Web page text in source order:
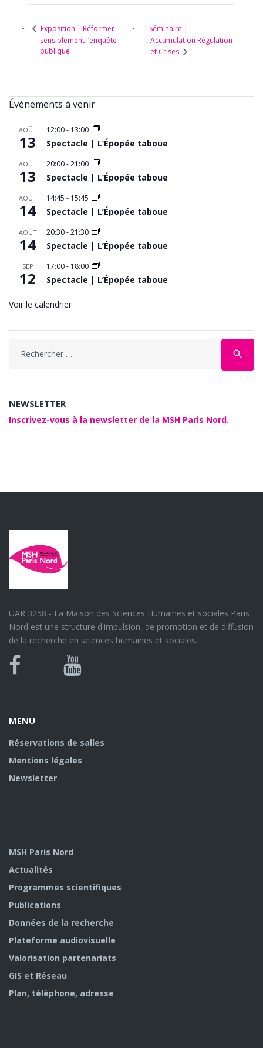
Exposition | Réformer
sensiblement l’enquête
publique
Séminaire |
Accumulation Régulation
et Crises
Évènements à venir
AOÛT
13
12:00- 13:00
Spectacle | L’Épopée taboue
AOÛT
13
20:00-21:00
Spectacle | L’Épopée taboue
AOÛT
14
14:45 - 15:45
Spectacle | L’Épopée taboue
AOÛT
14
20:30-21:30
Spectacle | L’Épopée taboue
SEP
12
17:00- 18:00
Spectacle | L’Épopée taboue
Voir le calendrier
search
NEWSLETTER
Inscrivez-vous à la newsletter de la MSH Paris Nord.
UAR 3258 - La Maison des Sciences Humaines et sociales Paris
Nord est une structure d'impulsion, de promotion et de diffusion
de la recherche en sciences humaines et sociales.
Bluesky
Canal
MENU
Réservations de salles
Mentions légales
Newsletter
MSH Paris Nord
Actualités
Programmes scientifiques
Publications
Données de la recherche
Plateforme audiovisuelle
Valorisation partenariats
GIS et Réseau
Plan, téléphone, adresse